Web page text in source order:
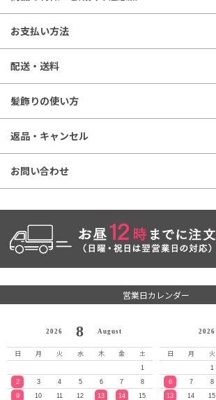
タッセルなど装飾 金箔
300円(税込)
タッセルなど装飾 水引き_加工なし
長さ90センチ×3本
お支払い方法
配送・送料
髪飾りの使い方
返品・キャンセル
お問い合わせ
営業日カレンダー
2026 8 August
日 月 火 水 木 金 土
1
2
3 4 5 6 7
8
9
10 11 12 13 14
15
2026
日 月 火
1
6
7 8
13
14 15